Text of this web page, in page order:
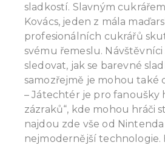
sladkostí. Slavným
Kovács, jeden z mála
profesionálních cukrářů
svému řemeslu.
sledovat, jak se barevné
samozřejmě je mohou také
– Játechtér je pro fanoušky
zázraků“, kde mohou hráči
najdou zde vše od
nejmodernější technologie.